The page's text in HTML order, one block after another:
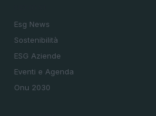
Esg News
Sostenibilità
ESG Aziende
Eventi e Agenda
Onu 2030